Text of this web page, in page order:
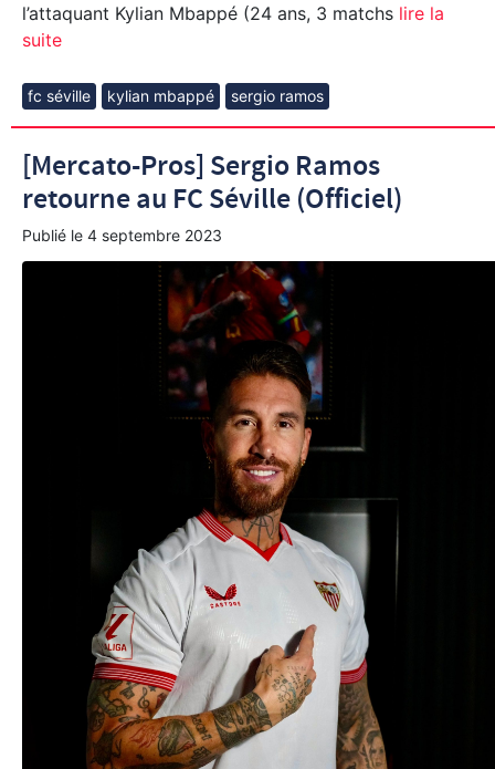
l’attaquant Kylian Mbappé (24 ans, 3 matchs lire la
suite
fc séville kylian mbappé sergio ramos
[Mercato-Pros] Sergio Ramos
retourne au FC Séville (Officiel)
Publié le 4 septembre 2023